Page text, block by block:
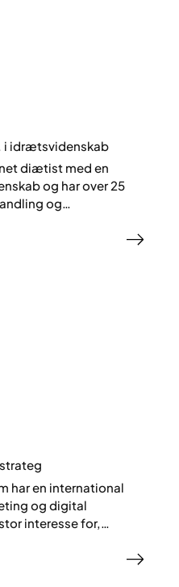
i idrætsvidenskab
diætist med en
og har over 25
og
til overvægt og
har en international
og digital
interesse for,